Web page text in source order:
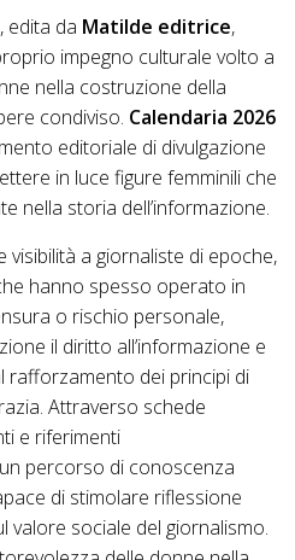
edita da Matilde editrice,
impegno culturale volto a
nella costruzione della
condiviso. Calendaria 2026
editoriale di divulgazione
in luce figure femminili che
nella storia dell’informazione.
a giornaliste di epoche,
hanno spesso operato in
o rischio personale,
il diritto all’informazione e
rafforzamento dei principi di
Attraverso schede
e riferimenti
percorso di conoscenza
di stimolare riflessione
valore sociale del giornalismo.